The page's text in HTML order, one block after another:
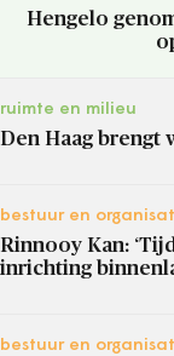
Hengelo
ruimte en milieu
Den Haag brengt
bestuur en
Rinnooy Kan:
inrichting
bestuur en